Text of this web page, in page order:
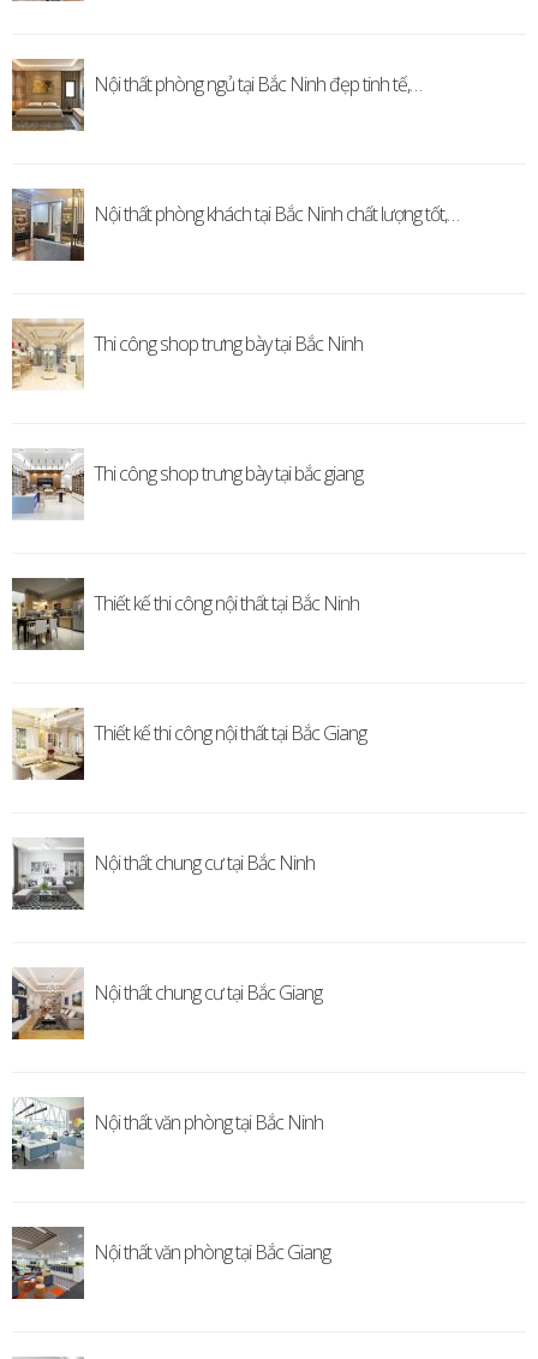
Nội thất phòng ngủ tại Bắc Ninh đẹp tinh tế,…
Nội thất phòng khách tại Bắc Ninh chất lượng tốt,…
Thi công shop trưng bày tại Bắc Ninh
Thi công shop trưng bày tại bắc giang
Thiết kế thi công nội thất tại Bắc Ninh
Thiết kế thi công nội thất tại Bắc Giang
Nội thất chung cư tại Bắc Ninh
Nội thất chung cư tại Bắc Giang
Nội thất văn phòng tại Bắc Ninh
Nội thất văn phòng tại Bắc Giang